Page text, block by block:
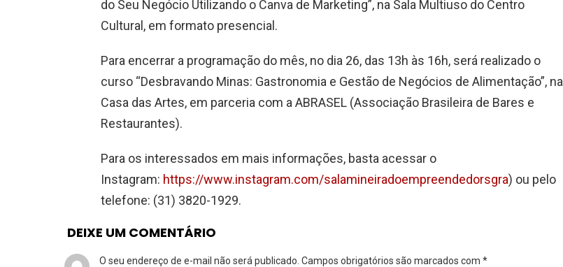
do Seu Negócio Utilizando o Canva de Marketing”, na Sala Multiuso do Centro
Cultural, em formato presencial.
Para encerrar a programação do mês, no dia 26, das 13h às 16h, será realizado o
curso “Desbravando Minas: Gastronomia e Gestão de Negócios de Alimentação”, na
Casa das Artes, em parceria com a ABRASEL (Associação Brasileira de Bares e
Restaurantes).
Para os interessados em mais informações, basta acessar o
Instagram: https://www.instagram.com/salamineiradoempreendedorsgra) ou pelo
telefone: (31) 3820-1929.
DEIXE UM COMENTÁRIO
O seu endereço de e-mail não será publicado. Campos obrigatórios são marcados com *